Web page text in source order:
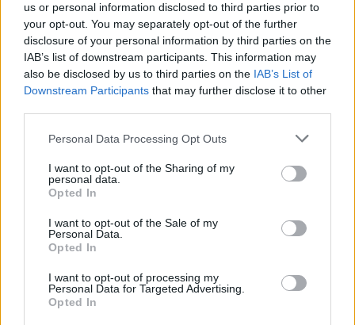
us or personal information disclosed to third parties prior to
your opt-out. You may separately opt-out of the further
disclosure of your personal information by third parties on the
IAB’s list of downstream participants. This information may
also be disclosed by us to third parties on the IAB’s List of
Downstream Participants that may further disclose it to other
Please note that this website/app uses one or more Google
not limited to your visit or usage behaviour. You may click to
grant or deny consent to Google and its third-party tags to
use your data for below specified purposes in below Google
consent section.
Personal Data Processing Opt Outs
I want to opt-out of the Sharing of my
personal data.
Opted In
I want to opt-out of the Sale of my
Personal Data.
Opted In
I want to opt-out of processing my
Personal Data for Targeted Advertising.
Opted In
Συνοψίζοντας, ενώ η φόρτιση του τηλεφώνου σας
κατά τη διάρκεια της νύχτας δεν είναι
προσέγγιση για τη διατήρηση της απόδοσης της
μπαταρίας.